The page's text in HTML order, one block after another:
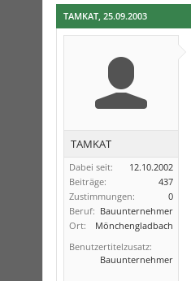
TAMKAT, 25.09.2003
TAMKAT
Dabei seit:
12.10.2002
Beiträge:
437
Zustimmungen:
0
Beruf: Bauunternehmer
Ort:
Mönchengladbach
Benutzertitelzusatz:
Bauunternehmer